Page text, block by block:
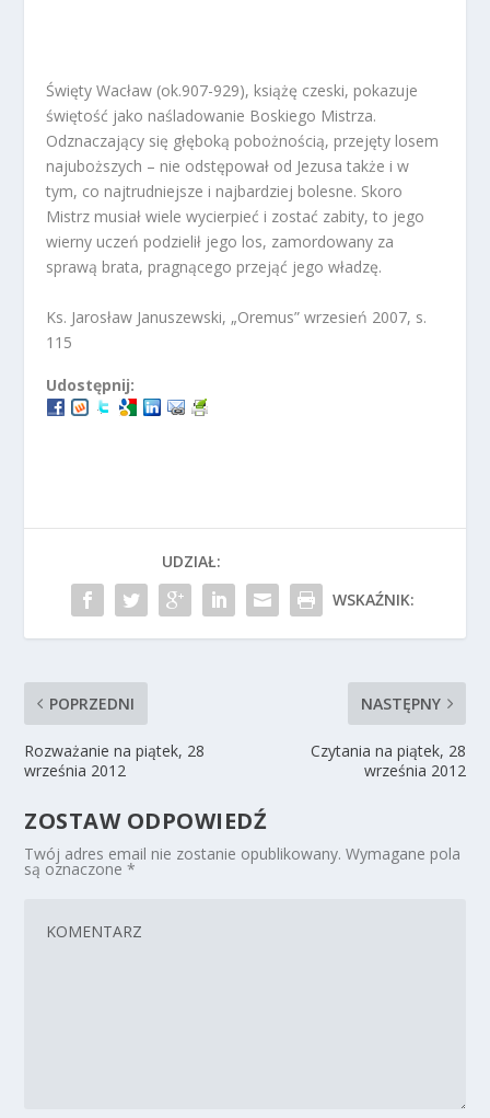
Święty Wacław (ok.907-929), książę czeski, pokazuje
świętość jako naśladowanie Boskiego Mistrza.
Odznaczający się głęboką pobożnością, przejęty losem
najuboższych – nie odstępował od Jezusa także i w
tym, co najtrudniejsze i najbardziej bolesne. Skoro
Mistrz musiał wiele wycierpieć i zostać zabity, to jego
wierny uczeń podzielił jego los, zamordowany za
sprawą brata, pragnącego przejąć jego władzę.
Ks. Jarosław Januszewski, „Oremus” wrzesień 2007, s.
115
Udostępnij:
UDZIAŁ:
WSKAŹNIK:
POPRZEDNI
Rozważanie na piątek, 28
września 2012
NASTĘPNY
Czytania na piątek, 28
września 2012
ZOSTAW ODPOWIEDŹ
Twój adres email nie zostanie opublikowany. Wymagane pola
są oznaczone*